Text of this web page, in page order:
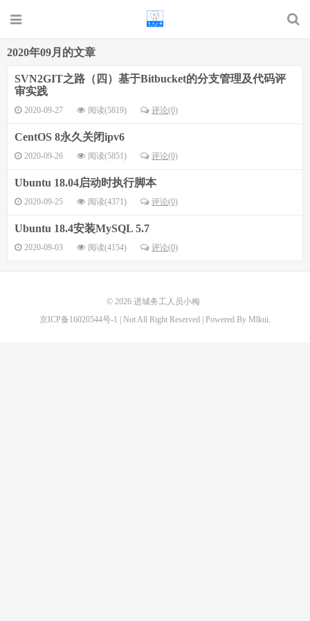
2020年09月的文章
SVN2GIT之路（四）基于Bitbucket的分支管理及代码评
审实践
2020-09-27 阅读(5819) 评论(0)
CentOS 8永久关闭ipv6
2020-09-26 阅读(5851) 评论(0)
Ubuntu 18.04启动时执行脚本
2020-09-25 阅读(4371) 评论(0)
Ubuntu 18.4安装MySQL 5.7
2020-09-03 阅读(4154) 评论(0)
© 2026 进城务工人员小梅
京ICP备16020544号-1 | Not All Right Reserved | Powered By Mlkui.